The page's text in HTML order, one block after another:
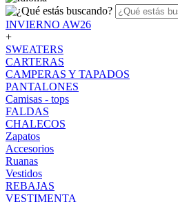
INVIERNO AW26
+
SWEATERS
CARTERAS
CAMPERAS Y TAPADOS
PANTALONES
Camisas - tops
FALDAS
CHALECOS
Zapatos
Accesorios
Ruanas
Vestidos
REBAJAS
VESTIMENTA